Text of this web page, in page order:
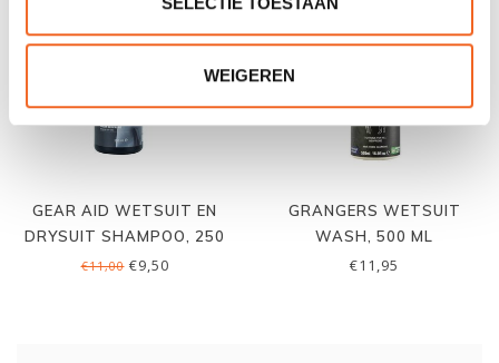
WEIGEREN
GEAR AID WETSUIT EN
DRYSUIT SHAMPOO, 250
ML
€11,00€9,50
GRANGERS WETSUIT
WASH, 500 ML
€11,95